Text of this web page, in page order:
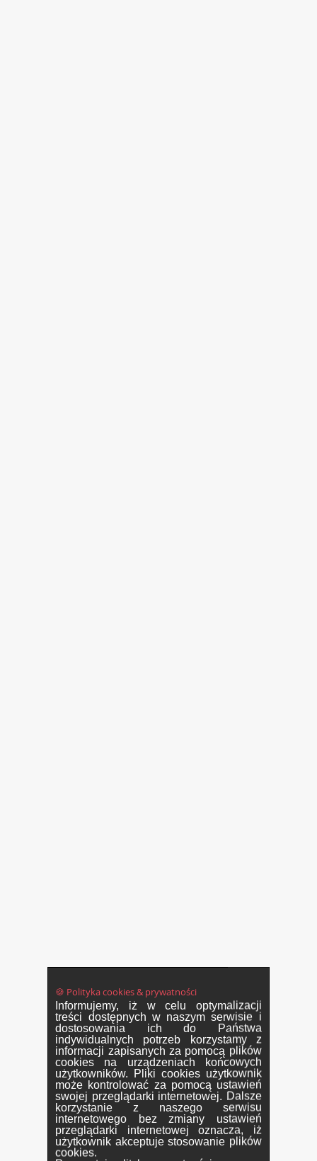
🍪 Polityka cookies & prywatności
Informujemy, iż w celu optymalizacji
treści dostępnych w naszym serwisie i
dostosowania ich do Państwa
indywidualnych potrzeb korzystamy z
informacji zapisanych za pomocą plików
cookies na urządzeniach końcowych
użytkowników. Pliki cookies użytkownik
może kontrolować za pomocą ustawień
swojej przeglądarki internetowej. Dalsze
korzystanie z naszego serwisu
internetowego bez zmiany ustawień
przeglądarki internetowej oznacza, iż
użytkownik akceptuje stosowanie plików
cookies.